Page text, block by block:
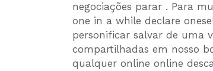
negociações parar . Para
one in a while declare
personificar salvar de uma
compartilhadas em nosso
qualquer online online